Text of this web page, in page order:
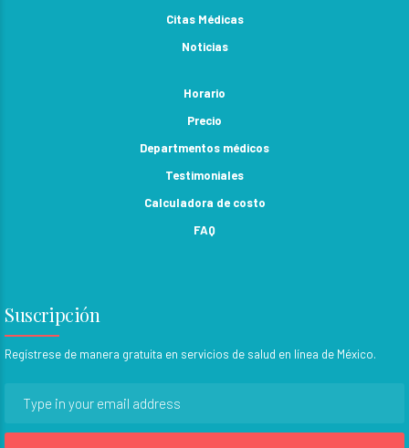
Citas Médicas
Noticias
Horario
Precio
Departmentos médicos
Testimoniales
Calculadora de costo
FAQ
Suscripción
Regístrese de manera gratuita en servicios de salud en línea de México.